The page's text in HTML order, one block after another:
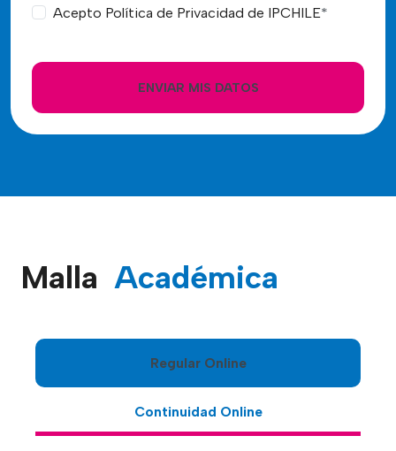
Acepto Política de Privacidad de IPCHILE*
ENVIAR MIS DATOS
Malla Académica
Regular Online
Continuidad Online